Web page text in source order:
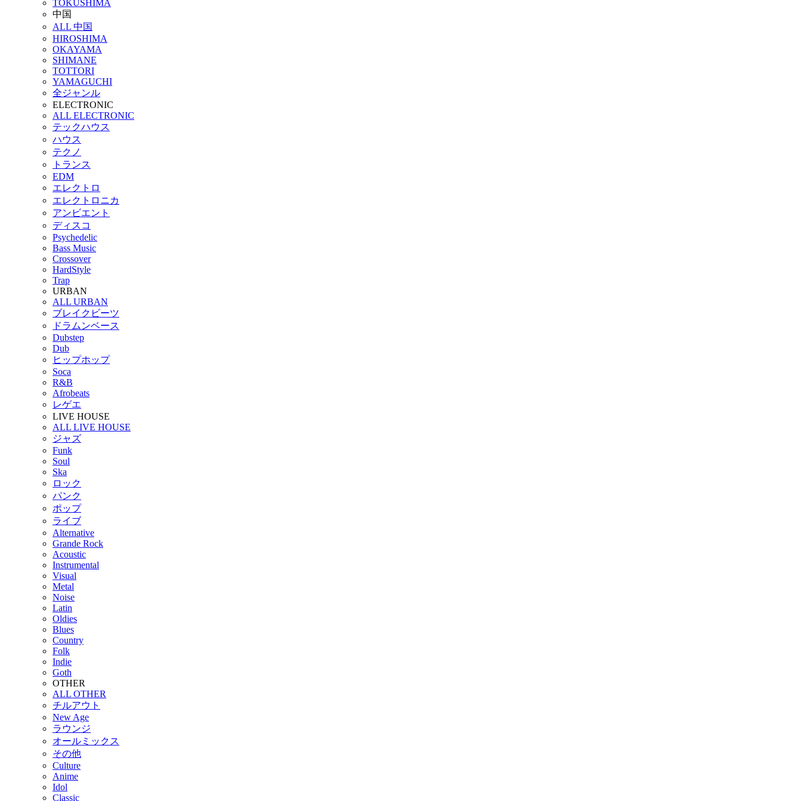
TOKUSHIMA
中国
ALL 中国
HIROSHIMA
OKAYAMA
SHIMANE
TOTTORI
YAMAGUCHI
全ジャンル
ELECTRONIC
ALL ELECTRONIC
テックハウス
ハウス
テクノ
トランス
EDM
エレクトロ
エレクトロニカ
アンビエント
ディスコ
Psychedelic
Bass Music
Crossover
HardStyle
Trap
URBAN
ALL URBAN
ブレイクビーツ
ドラムンベース
Dubstep
Dub
ヒップホップ
Soca
R&B
Afrobeats
レゲエ
LIVE HOUSE
ALL LIVE HOUSE
ジャズ
Funk
Soul
Ska
ロック
パンク
ポップ
ライブ
Alternative
Grande Rock
Acoustic
Instrumental
Visual
Metal
Noise
Latin
Oldies
Blues
Country
Folk
Indie
Goth
OTHER
ALL OTHER
チルアウト
New Age
ラウンジ
オールミックス
その他
Culture
Anime
Idol
Classic